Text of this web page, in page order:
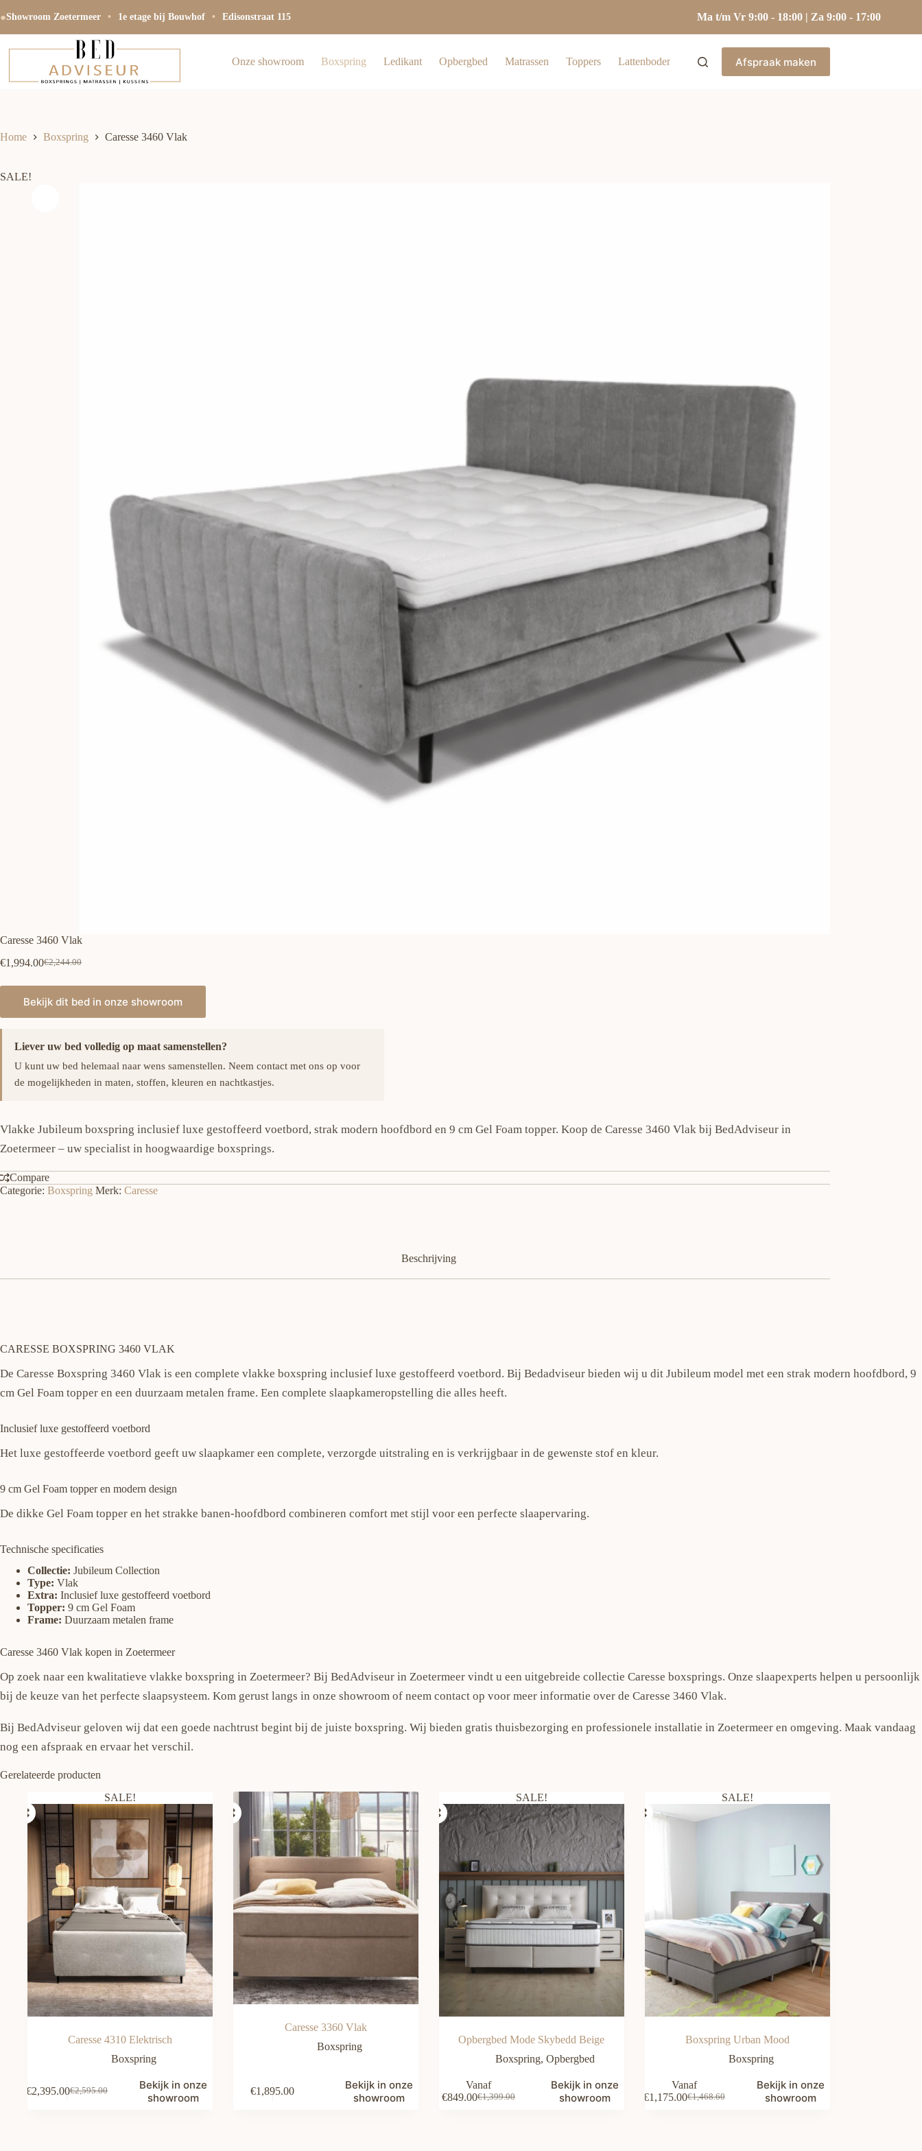
naar
●Showroom Zoetermeer • 1e etage bij Bouwhof • Edisonstraat 115 Ma t/m Vr 9:00 - 18:00 | Za 9:00 - 17:00
Onze showroom Boxspring Ledikant Opbergbed Matrassen Toppers Lattenbodems Hoofdkussens Kasten
Afspraak maken
Home Boxspring Caresse 3460 Vlak
SALE!
Caresse 3460 Vlak
€2,244.00
Oorspronkelijke
€2,244.00.
€1,994.00Huidige
€1,994.00.
Bekijk dit bed in onze showroom
Liever uw bed volledig op maat samenstellen?
U kunt uw bed helemaal naar wens samenstellen. Neem contact met ons op voor
de mogelijkheden in maten, stoffen, kleuren en nachtkastjes.
Vlakke Jubileum boxspring inclusief luxe gestoffeerd voetbord, strak modern hoofdbord en 9 cm Gel Foam topper. Koop de Caresse 3460 Vlak bij BedAdviseur in
Zoetermeer – uw specialist in hoogwaardige boxsprings.
Compare
Categorie: Boxspring Merk: Caresse
Beschrijving
CARESSE BOXSPRING 3460 VLAK
De Caresse Boxspring 3460 Vlak is een complete vlakke boxspring inclusief luxe gestoffeerd voetbord. Bij Bedadviseur bieden wij u dit Jubileum model met een strak modern hoofdbord, 9
cm Gel Foam topper en een duurzaam metalen frame. Een complete slaapkameropstelling die alles heeft.
Inclusief luxe gestoffeerd voetbord
Het luxe gestoffeerde voetbord geeft uw slaapkamer een complete, verzorgde uitstraling en is verkrijgbaar in de gewenste stof en kleur.
9 cm Gel Foam topper en modern design
De dikke Gel Foam topper en het strakke banen-hoofdbord combineren comfort met stijl voor een perfecte slaapervaring.
Technische specificaties
Collectie: Jubileum Collection
Type: Vlak
Extra: Inclusief luxe gestoffeerd voetbord
Topper: 9 cm Gel Foam
Frame: Duurzaam metalen frame
Caresse 3460 Vlak kopen in Zoetermeer
Op zoek naar een kwalitatieve vlakke boxspring in Zoetermeer? Bij BedAdviseur in Zoetermeer vindt u een uitgebreide collectie Caresse boxsprings. Onze slaapexperts helpen u persoonlijk
bij de keuze van het perfecte slaapsysteem. Kom gerust langs in onze showroom of neem contact op voor meer informatie over de Caresse 3460 Vlak.
Bij BedAdviseur geloven wij dat een goede nachtrust begint bij de juiste boxspring. Wij bieden gratis thuisbezorging en professionele installatie in Zoetermeer en omgeving. Maak vandaag
nog een afspraak en ervaar het verschil.
Gerelateerde producten
SALE!
Caresse 4310 Elektrisch
Boxspring
€2,595.00
Oorspronkelijke
€2,395.00Huidige
Bekijk in onze
showroom
Caresse 3360 Vlak
Boxspring
€1,895.00
Bekijk in onze
showroom
SALE!
Opbergbed Mode Skybedd Beige
Boxspring,Opbergbed
Vanaf
€1,399.00
Oorspronkelijke
€849.00Huidige
Bekijk in onze
showroom
SALE!
Boxspring Urban Mood
Boxspring
Vanaf
€1,468.60
Oorspronkelijke
€1,175.00Huidige
Bekijk in onze
showroom